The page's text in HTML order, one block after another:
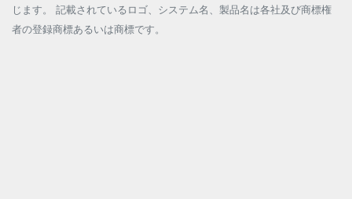
じます。 記載されているロゴ、システム名、製品名は各社及び商標権
者の登録商標あるいは商標です。